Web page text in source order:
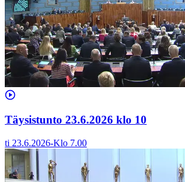
Täysistunto 23.6.2026 klo 10
ti 23.6.2026-Klo 7.00